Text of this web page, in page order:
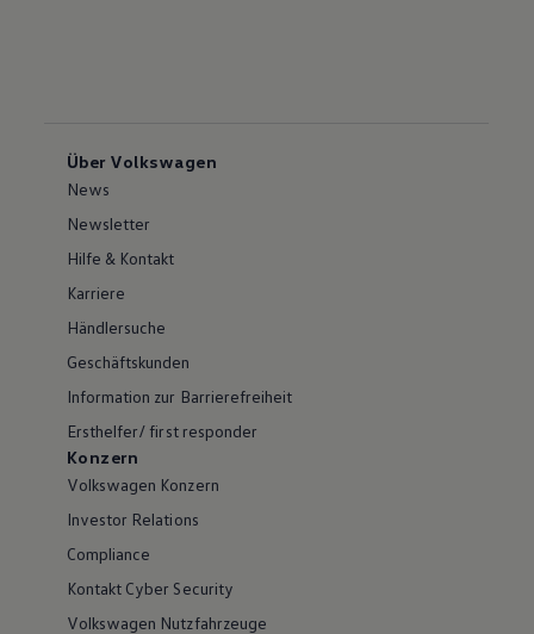
Über Volkswagen
News
Newsletter
Hilfe & Kontakt
Karriere
Händlersuche
Geschäftskunden
Information zur Barrierefreiheit
Ersthelfer/ first responder
Konzern
Volkswagen Konzern
Investor Relations
Compliance
Kontakt Cyber Security
Volkswagen Nutzfahrzeuge